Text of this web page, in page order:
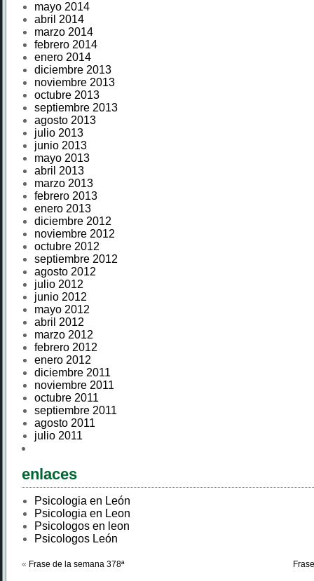
mayo 2014
abril 2014
marzo 2014
febrero 2014
enero 2014
diciembre 2013
noviembre 2013
octubre 2013
septiembre 2013
agosto 2013
julio 2013
junio 2013
mayo 2013
abril 2013
marzo 2013
febrero 2013
enero 2013
diciembre 2012
noviembre 2012
octubre 2012
septiembre 2012
agosto 2012
julio 2012
junio 2012
mayo 2012
abril 2012
marzo 2012
febrero 2012
enero 2012
diciembre 2011
noviembre 2011
octubre 2011
septiembre 2011
agosto 2011
julio 2011
enlaces
Psicologia en León
Psicologia en Leon
Psicologos en leon
Psicologos León
« Frase de la semana 378ª